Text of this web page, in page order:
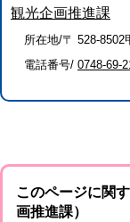
観光企画推進課
所在地/〒 528-8502
電話番号/ 0748-69-
このページに関
画推進課）